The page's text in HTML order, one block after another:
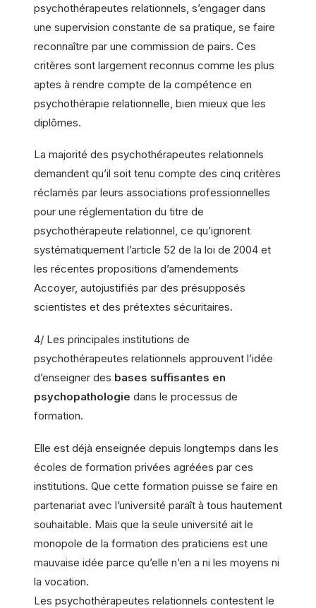
psychothérapeutes relationnels, s’engager dans
une supervision constante de sa pratique, se faire
reconnaître par une commission de pairs. Ces
critères sont largement reconnus comme les plus
aptes à rendre compte de la compétence en
psychothérapie relationnelle, bien mieux que les
diplômes.
La majorité des psychothérapeutes relationnels
demandent qu’il soit tenu compte des cinq critères
réclamés par leurs associations professionnelles
pour une réglementation du titre de
psychothérapeute relationnel, ce qu’ignorent
systématiquement l’article 52 de la loi de 2004 et
les récentes propositions d’amendements
Accoyer, autojustifiés par des présupposés
scientistes et des prétextes sécuritaires.
4/ Les principales institutions de
psychothérapeutes relationnels approuvent l’idée
d’enseigner des bases suffisantes en
psychopathologie dans le processus de
formation.
Elle est déjà enseignée depuis longtemps dans les
écoles de formation privées agréées par ces
institutions. Que cette formation puisse se faire en
partenariat avec l’université paraît à tous hautement
souhaitable. Mais que la seule université ait le
monopole de la formation des praticiens est une
mauvaise idée parce qu’elle n’en a ni les moyens ni
la vocation.
Les psychothérapeutes relationnels contestent le